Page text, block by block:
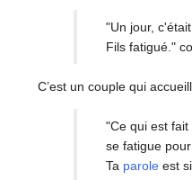
"Un jour,
Fils fatigué."
C’est un couple qui
"Ce qui est fait
se fatigue
Ta parole est si